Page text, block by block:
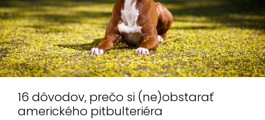
16 dôvodov, prečo si (ne)obstarať
amerického pitbulteriéra